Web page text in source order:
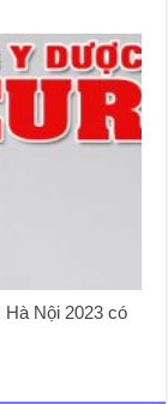
Hà Nội 2023 có